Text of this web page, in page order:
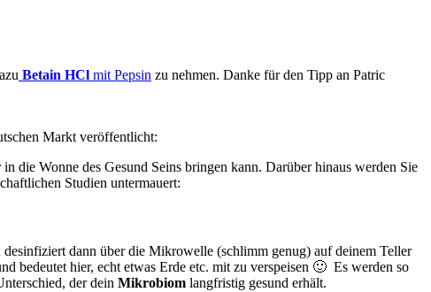
Betain HCl mit Pepsin zu nehmen. Danke für den Tipp an Patric
Markt veröffentlicht:
die Wonne des Gesund Seins bringen kann. Darüber hinaus werden Sie
Studien untermauert:
dann über die Mikrowelle (schlimm genug) auf deinem Teller
bedeutet hier, echt etwas Erde etc. mit zu verspeisen 🙂 Es werden so
der dein Mikrobiom langfristig gesund erhält.